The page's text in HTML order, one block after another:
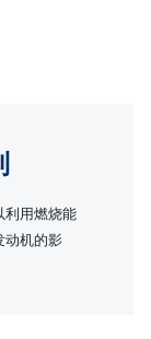
利用燃烧能
动机的影